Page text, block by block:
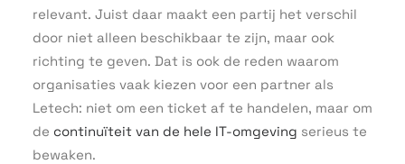
relevant. Juist daar maakt een partij het verschil
door niet alleen beschikbaar te zijn, maar ook
richting te geven. Dat is ook de reden waarom
organisaties vaak kiezen voor een partner als
Letech: niet om een ticket af te handelen, maar om
de continuïteit van de hele IT-omgeving serieus te
bewaken.